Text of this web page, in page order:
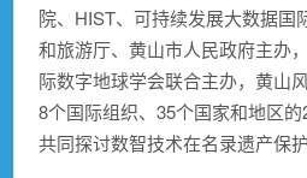
院、HIST、可持续发展大数据国
和旅游厅、黄山市人民政府主办
际数字地球学会联合主办，黄山
8个国际组织、35个国家和地区的
共同探讨数智技术在名录遗产保